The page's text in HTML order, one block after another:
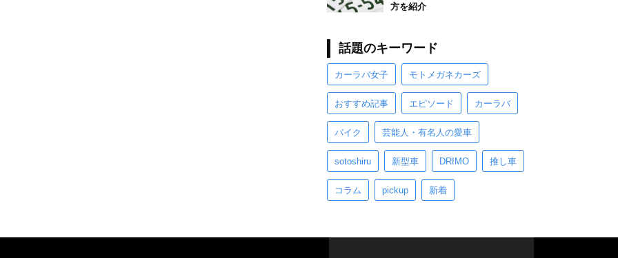
方を紹介
話題のキーワード
カーラバ女子 モトメガネカーズ
おすすめ記事 エピソード カーラバ
バイク 芸能人・有名人の愛車
sotoshiru 新型車 DRIMO 推し車
コラム pickup 新着